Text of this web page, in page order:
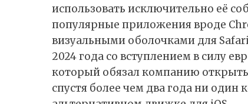
использовать исключительно её
популярные приложения вроде
визуальными оболочками для
2024 года со вступлением в силу
который обязал компанию
спустя более чем два года ни один